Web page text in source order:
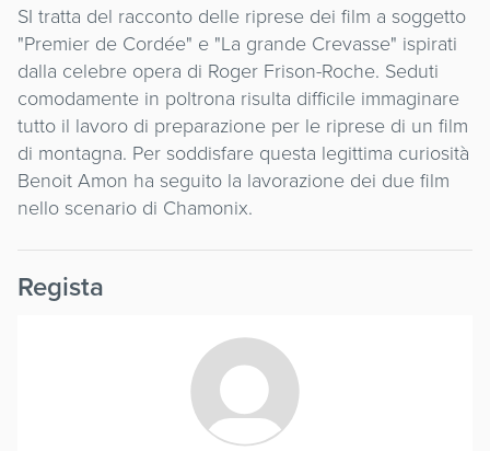
SI tratta del racconto delle riprese dei film a soggetto
"Premier de Cordée" e "La grande Crevasse" ispirati
dalla celebre opera di Roger Frison-Roche. Seduti
comodamente in poltrona risulta difficile immaginare
tutto il lavoro di preparazione per le riprese di un film
di montagna. Per soddisfare questa legittima curiosità
Benoit Amon ha seguito la lavorazione dei due film
nello scenario di Chamonix.
Regista